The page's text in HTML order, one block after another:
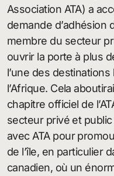
Association ATA) a
demande d’adhésion
membre du secteur
ouvrir la porte à plus
l’une des
l’Afrique. Cela
chapitre officiel de
secteur privé et
avec ATA pour
de l’île, en particulier
canadien, où un